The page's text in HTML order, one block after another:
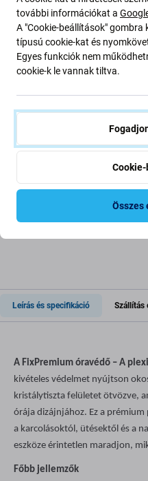
PanzerGlass - Edzett
(1st gen) és SE (2nd gen)
40mm, fekete
13 610 Ft
Leírás és specifikáció Szállítás
A FixPremium óravédő – A
kivételes védelmet nyújtson
kristálytiszta felületet ötvözve,
órája dizájnjához. Ez a
a karcolásoktól, ütésektől és a
eszköze érintetlen maradjon,
Főbb jellemzők
további információkat a
A "Cookie-beállítások"
típusú cookie-kat és
Egyes funkciók nem
cookie-k le vannak tiltva.
Összes